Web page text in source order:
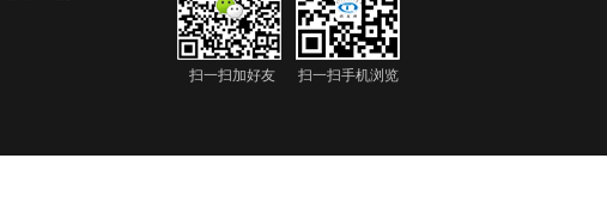
扫一扫手机浏览
扫一扫加好友